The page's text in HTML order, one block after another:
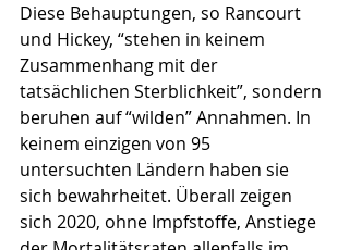
Diese Behauptungen, so Rancourt
und Hickey, “stehen in keinem
Zusammenhang mit der
tatsächlichen Sterblichkeit”, sondern
beruhen auf “wilden” Annahmen. In
keinem einzigen von 95
untersuchten Ländern haben sie
sich bewahrheitet. Überall zeigen
sich 2020, ohne Impfstoffe, Anstiege